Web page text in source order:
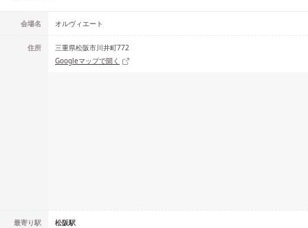
会場名 オルヴィエート
住所
三重県松阪市川井町772
Googleマップで開く
最寄り駅 松阪駅